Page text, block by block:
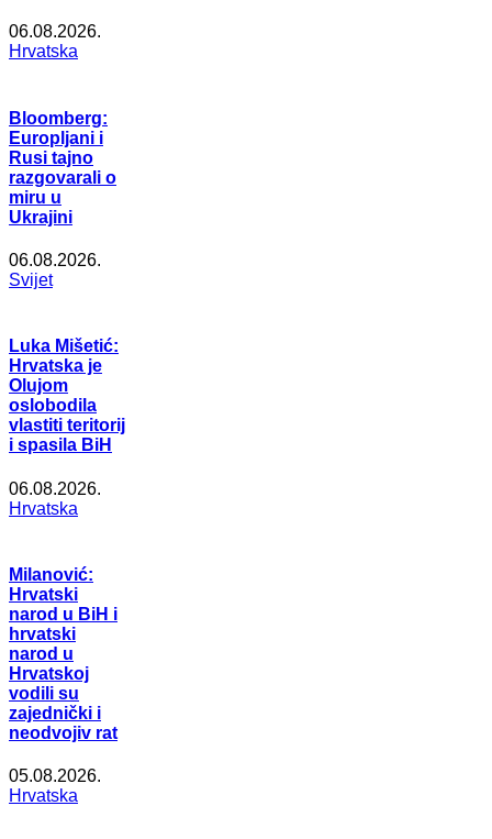
06.08.2026.
Hrvatska
Bloomberg:
Europljani i
Rusi tajno
razgovarali o
miru u
Ukrajini
06.08.2026.
Svijet
Luka Mišetić:
Hrvatska je
Olujom
oslobodila
vlastiti teritorij
i spasila BiH
06.08.2026.
Hrvatska
Milanović:
Hrvatski
narod u BiH i
hrvatski
narod u
Hrvatskoj
vodili su
zajednički i
neodvojiv rat
05.08.2026.
Hrvatska